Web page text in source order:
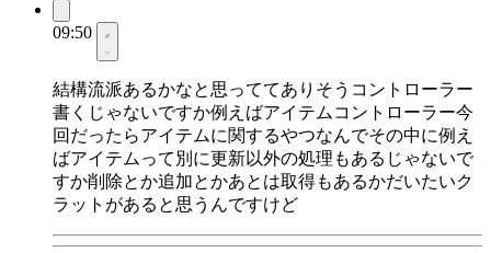
09:50
結構流派あるかなと思っててありそうコントローラー
書くじゃないですか例えばアイテムコントローラー今
回だったらアイテムに関するやつなんでその中に例え
ばアイテムって別に更新以外の処理もあるじゃないで
すか削除とか追加とかあとは取得もあるかだいたいク
ラットがあると思うんですけど